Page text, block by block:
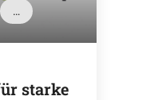
…
starke